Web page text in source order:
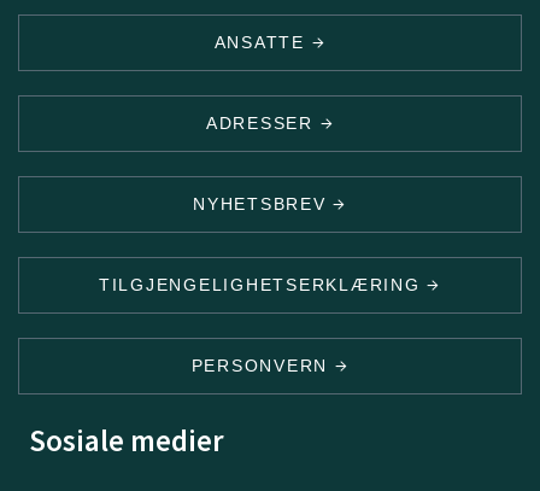
ANSATTE
ADRESSER
NYHETSBREV
TILGJENGELIGHETSERKLÆRING
PERSONVERN
Sosiale medier